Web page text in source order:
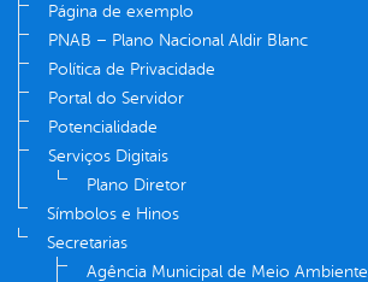
Página de exemplo
PNAB – Plano Nacional Aldir Blanc
Política de Privacidade
Portal do Servidor
Potencialidade
Serviços Digitais
Plano Diretor
Símbolos e Hinos
Secretarias
Agência Municipal de Meio Ambiente